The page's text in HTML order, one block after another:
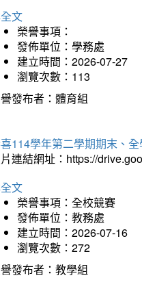
文
榮譽事項：
發佈單位：學務處
建立時間：2026-07-27
瀏覽次數：113
發布者：體育組
114學年第二學期期末、全
連結網址：https://
文
榮譽事項：全校競賽
發佈單位：教務處
建立時間：2026-07-16
瀏覽次數：272
發布者：教學組